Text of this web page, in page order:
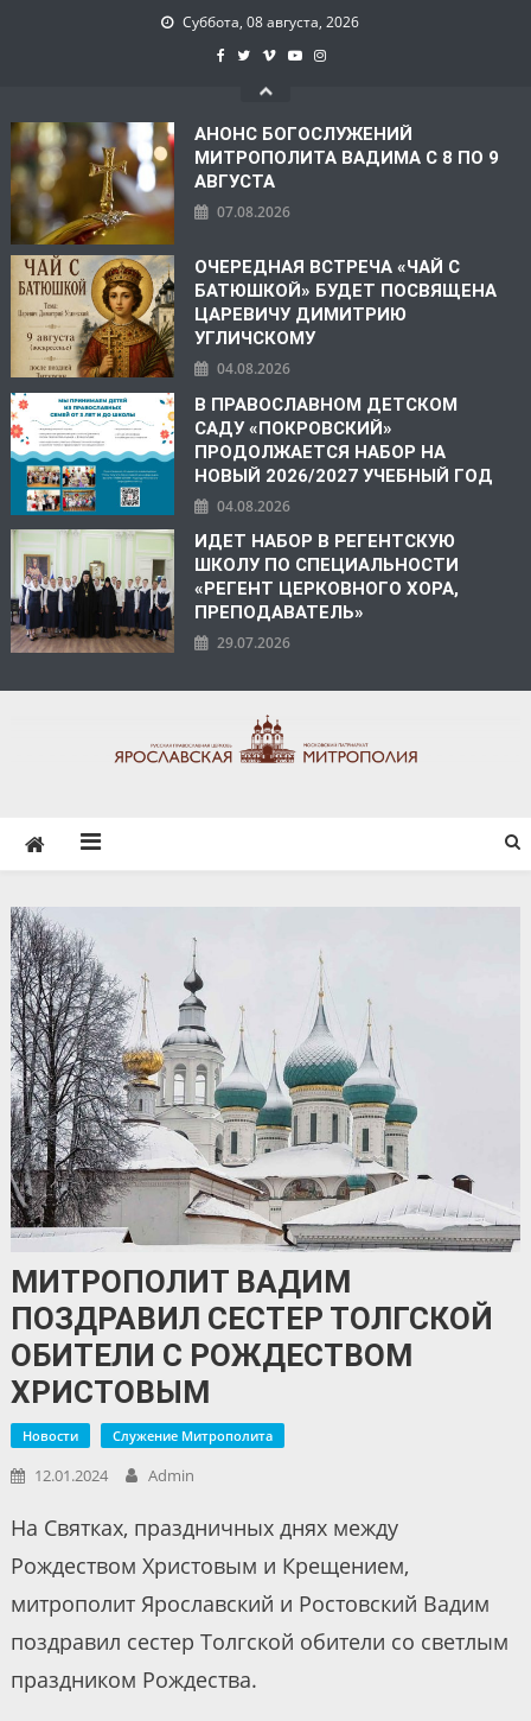
Суббота, 08 августа, 2026
АНОНС БОГОСЛУЖЕНИЙ
МИТРОПОЛИТА ВАДИМА С 8 ПО 9
АВГУСТА
07.08.2026
ОЧЕРЕДНАЯ ВСТРЕЧА «ЧАЙ С
БАТЮШКОЙ» БУДЕТ ПОСВЯЩЕНА
ЦАРЕВИЧУ ДИМИТРИЮ
УГЛИЧСКОМУ
04.08.2026
В ПРАВОСЛАВНОМ ДЕТСКОМ
САДУ «ПОКРОВСКИЙ»
ПРОДОЛЖАЕТСЯ НАБОР НА
НОВЫЙ 2026/2027 УЧЕБНЫЙ ГОД
04.08.2026
ИДЕТ НАБОР В РЕГЕНТСКУЮ
ШКОЛУ ПО СПЕЦИАЛЬНОСТИ
«РЕГЕНТ ЦЕРКОВНОГО ХОРА,
ПРЕПОДАВАТЕЛЬ»
29.07.2026
МИТРОПОЛИТ ВАДИМ
ПОЗДРАВИЛ СЕСТЕР ТОЛГСКОЙ
ОБИТЕЛИ С РОЖДЕСТВОМ
ХРИСТОВЫМ
Новости Служение Митрополита
12.01.2024 Admin
На Святках, праздничных днях между
Рождеством Христовым и Крещением,
митрополит Ярославский и Ростовский Вадим
поздравил сестер Толгской обители со светлым
праздником Рождества.